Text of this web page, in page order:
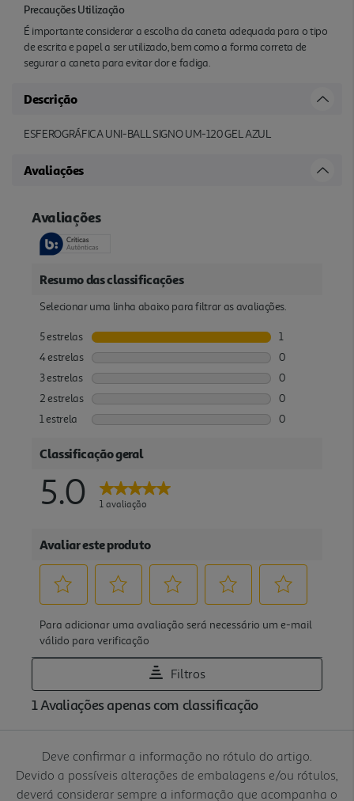
Precauções Utilização
É importante considerar a escolha da caneta adequada para o tipo
de escrita e papel a ser utilizado, bem como a forma correta de
segurar a caneta para evitar dor e fadiga.
Descrição
ESFEROGRÁFICA UNI-BALL SIGNO UM-120 GEL AZUL
Avaliações
Deve confirmar a informação no rótulo do artigo.
Devido a possíveis alterações de embalagens e/ou rótulos,
deverá considerar sempre a informação que acompanha o